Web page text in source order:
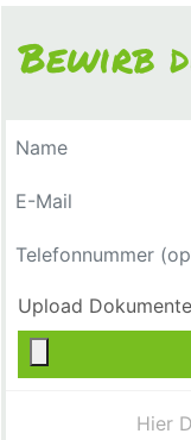
Bewirb